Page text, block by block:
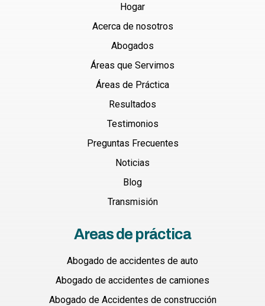
Hogar
Acerca de nosotros
Abogados
Áreas que Servimos
Áreas de Práctica
Resultados
Testimonios
Preguntas Frecuentes
Noticias
Blog
Transmisión
Areas de práctica
Abogado de accidentes de auto
Abogado de accidentes de camiones
Abogado de Accidentes de construcción